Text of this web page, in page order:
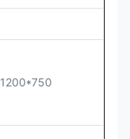
1200*750